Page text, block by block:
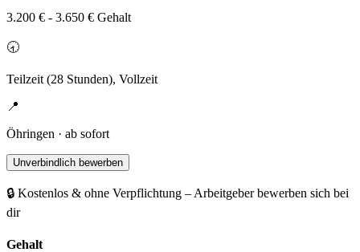
3.200 € - 3.650 € Gehalt
🕣
Teilzeit (28 Stunden), Vollzeit
📍
Öhringen · ab sofort
Unverbindlich bewerben
🔒 Kostenlos & ohne Verpflichtung – Arbeitgeber bewerben sich bei
dir
Gehalt